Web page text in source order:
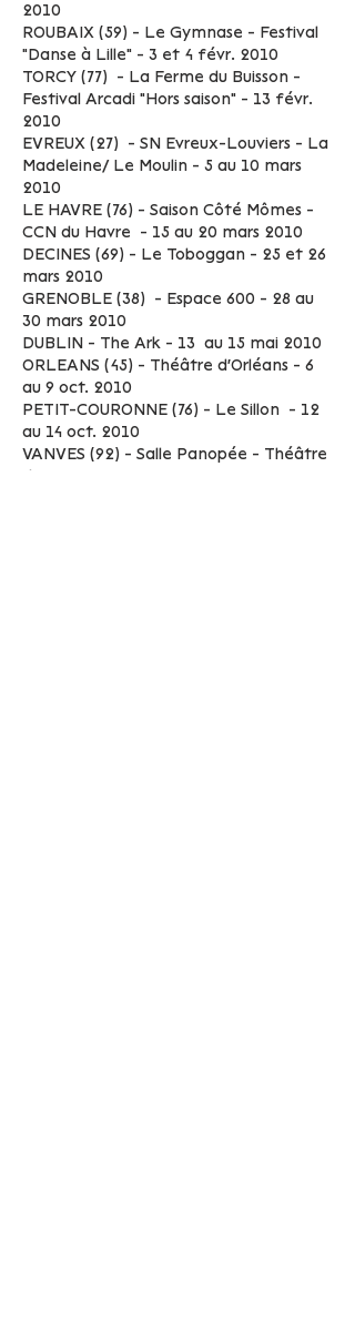
2010
ROUBAIX (59) - Le Gymnase - Festival
"Danse à Lille" - 3 et 4 févr. 2010
TORCY (77) - La Ferme du Buisson -
Festival Arcadi "Hors saison" - 13 févr.
2010
EVREUX (27) - SN Evreux-Louviers - La
Madeleine/ Le Moulin - 5 au 10 mars
2010
LE HAVRE (76) - Saison Côté Mômes -
CCN du Havre - 15 au 20 mars 2010
DECINES (69) - Le Toboggan - 25 et 26
mars 2010
GRENOBLE (38) - Espace 600 - 28 au
30 mars 2010
DUBLIN - The Ark - 13 au 15 mai 2010
ORLEANS (45) - Théâtre d'Orléans - 6
au 9 oct. 2010
PETIT-COURONNE (76) - Le Sillon - 12
au 14 oct. 2010
VANVES (92) - Salle Panopée - Théâtre
de Vanves - 9 au 11 janv. 2011